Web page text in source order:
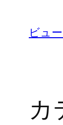
ビュ
カ